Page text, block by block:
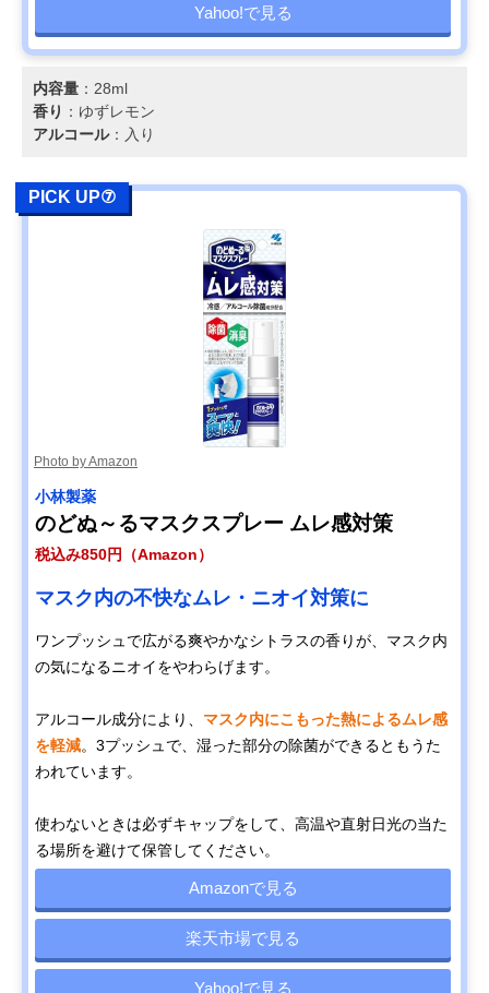
Yahoo!で見る
内容量 ：28ml
香り ：ゆずレモン
アルコール：入り
PICK UP⑦
Photo by Amazon
小林製薬
のどぬ～るマスクスプレー ムレ感対策
税込み850円（Amazon）
マスク内の不快なムレ・ニオイ対策に
ワンプッシュで広がる爽やかなシトラスの香りが、マスク内
の気になるニオイをやわらげます。
アルコール成分により、 マスク内にこもった熱によるムレ感
を軽減。3プッシュで、湿った部分の除菌ができるともうた
われています。
使わないときは必ずキャップをして、高温や直射日光の当た
る場所を避けて保管してください。
Amazonで見る
楽天市場で見る
Yahoo!で見る